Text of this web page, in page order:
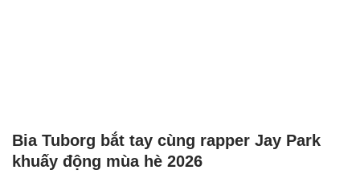
Bia Tuborg bắt tay cùng rapper Jay Park
khuấy động mùa hè 2026